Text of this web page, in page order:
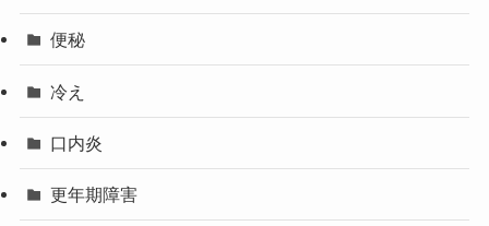
便秘
冷え
口内炎
更年期障害